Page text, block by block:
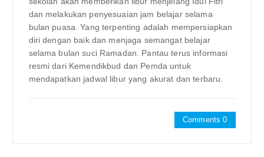
dan melakukan penyesuaian jam belajar selama
bulan puasa. Yang terpenting adalah mempersiapkan
diri dengan baik dan menjaga semangat belajar
selama bulan suci Ramadan. Pantau terus informasi
resmi dari Kemendikbud dan Pemda untuk
mendapatkan jadwal libur yang akurat dan terbaru.
Comments 0